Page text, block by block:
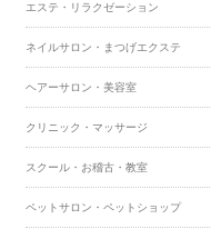
エステ・リラクゼーション
ネイルサロン・まつげエクステ
ヘアーサロン・美容室
クリニック・マッサージ
スクール・お稽古・教室
ペットサロン・ペットショップ